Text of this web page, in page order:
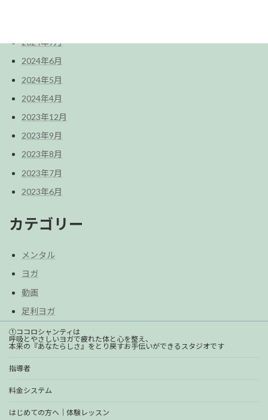
2024年7月
2024年6月
2024年5月
2024年4月
2023年12月
2023年9月
2023年8月
2023年7月
2023年6月
カテゴリー
メンタル
ヨガ
動画
足利ヨガ
①ココロシャンティは
呼吸とやさしいヨガで疲れた体と心を整え、
本来の『あなたらしさ』をとり戻すお手伝いができるスタジオです
指導者
料金システム
はじめての方へ｜体験レッスン